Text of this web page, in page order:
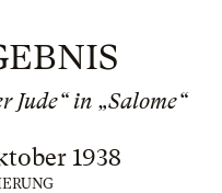
in „Salome“
1938